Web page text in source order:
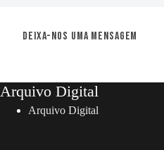
Deixa-nos uma mensagem
Arquivo Digital
Arquivo Digital